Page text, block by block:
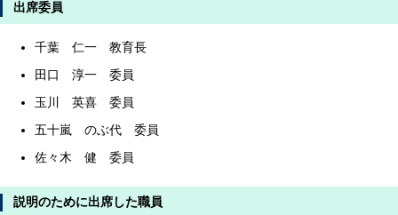
出席委員
千葉 仁一 教育長
田口 淳一 委員
玉川 英喜 委員
五十嵐 のぶ代 委員
佐々木 健 委員
説明のために出席した職員